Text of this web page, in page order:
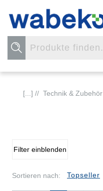
[...] // Technik & Zubehör
Filter einblenden
Sortieren nach: